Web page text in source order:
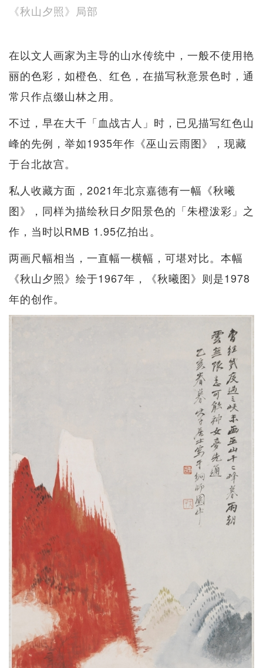
《秋山夕照》局部
在以文人画家为主导的山水传统中，一般不使用艳
丽的色彩，如橙色、红色，在描写秋意景色时，通
常只作点缀山林之用。
不过，早在大千「血战古人」时，已见描写红色山
峰的先例，举如1935年作《巫山云雨图》，现藏
于台北故宫。
私人收藏方面，2021年北京嘉德有一幅《秋曦
图》，同样为描绘秋日夕阳景色的「朱橙泼彩」之
作，当时以RMB 1.95亿拍出。
两画尺幅相当，一直幅一横幅，可堪对比。本幅
《秋山夕照》绘于1967年，《秋曦图》则是1978
年的创作。